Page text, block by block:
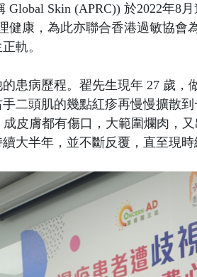
Global Skin (APRC)) 於2022年8
健康，為此亦聯合香港過敏協會
軌。
患病歷程。翟先生現年 27 歲，
二頭肌的幾點紅疹再慢慢擴散
皮膚都有傷口，大範圍爛肉，
大半年，並不斷反覆，直至現時